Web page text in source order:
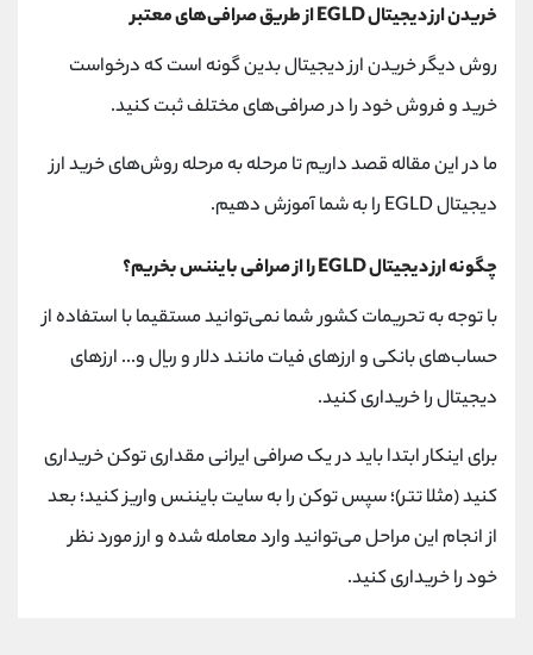
خریدن ارز دیجیتال EGLD از طریق صرافی‌های معتبر
روش دیگر خریدن ارز دیجیتال بدین گونه است که درخواست
خرید و فروش خود را در صرافی‌های مختلف ثبت کنید.
ما در این مقاله قصد داریم تا مرحله به مرحله روش‌های خرید ارز
دیجیتال EGLD را به شما آموزش دهیم.
چگونه ارز دیجیتال EGLD را از صرافی بایننس بخریم؟
با توجه به تحریمات کشور شما نمی‌توانید مستقیما با استفاده از
حساب‌های بانکی و ارزهای فیات مانند دلار و ریال و... ارزهای
دیجیتال را خریداری کنید.
برای اینکار ابتدا باید در یک صرافی ایرانی مقداری توکن خریداری
کنید (مثلا تتر)؛ سپس توکن را به سایت بایننس واریز کنید؛ بعد
از انجام این مراحل می‌توانید وارد معامله شده و ارز مورد نظر
خود را خریداری کنید.